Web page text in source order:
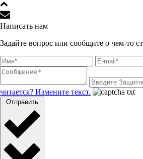
Написать нам
Задайте вопрос или сообщите о чем-то
читается? Измените текст.
Отправить